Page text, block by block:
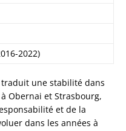
2022)
une stabilité dans
Obernai et Strasbourg,
et de la
dans les années à